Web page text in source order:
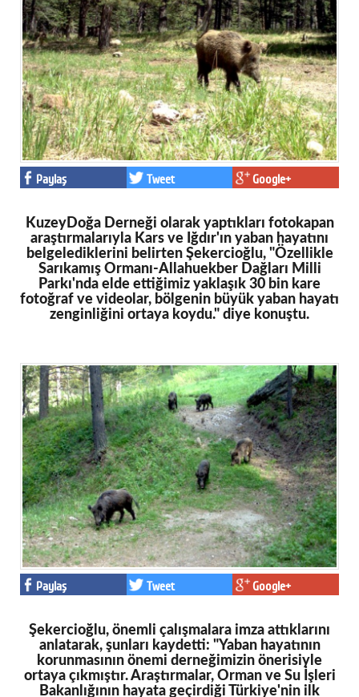
Paylaş Tweet Google+
KuzeyDoğa Derneği olarak yaptıkları fotokapan
araştırmalarıyla Kars ve Iğdır'ın yaban hayatını
belgelediklerini belirten Şekercioğlu, "Özellikle
Sarıkamış Ormanı-Allahuekber Dağları Milli
Parkı'nda elde ettiğimiz yaklaşık 30 bin kare
fotoğraf ve videolar, bölgenin büyük yaban hayatı
zenginliğini ortaya koydu." diye konuştu.
Paylaş Tweet Google+
Şekercioğlu, önemli çalışmalara imza attıklarını
anlatarak, şunları kaydetti: "Yaban hayatının
korunmasının önemi derneğimizin önerisiyle
ortaya çıkmıştır. Araştırmalar, Orman ve Su İşleri
Bakanlığının hayata geçirdiği Türkiye'nin ilk